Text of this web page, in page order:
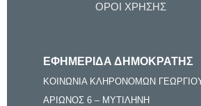
ΟΡΟΙ ΧΡΗΣΗΣ
ΕΦΗΜΕΡΙΔΑ ΔΗΜΟΚΡΑΤΗΣ
ΚΟΙΝΩΝΙΑ ΚΛΗΡΟΝΟΜΩΝ
ΑΡΙΩΝΟΣ 6 – ΜΥΤΙΛΗΝΗ